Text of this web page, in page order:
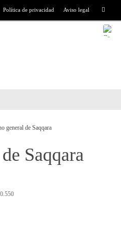
Política de privacidad Aviso legal
general de Saqqara
Saqqara